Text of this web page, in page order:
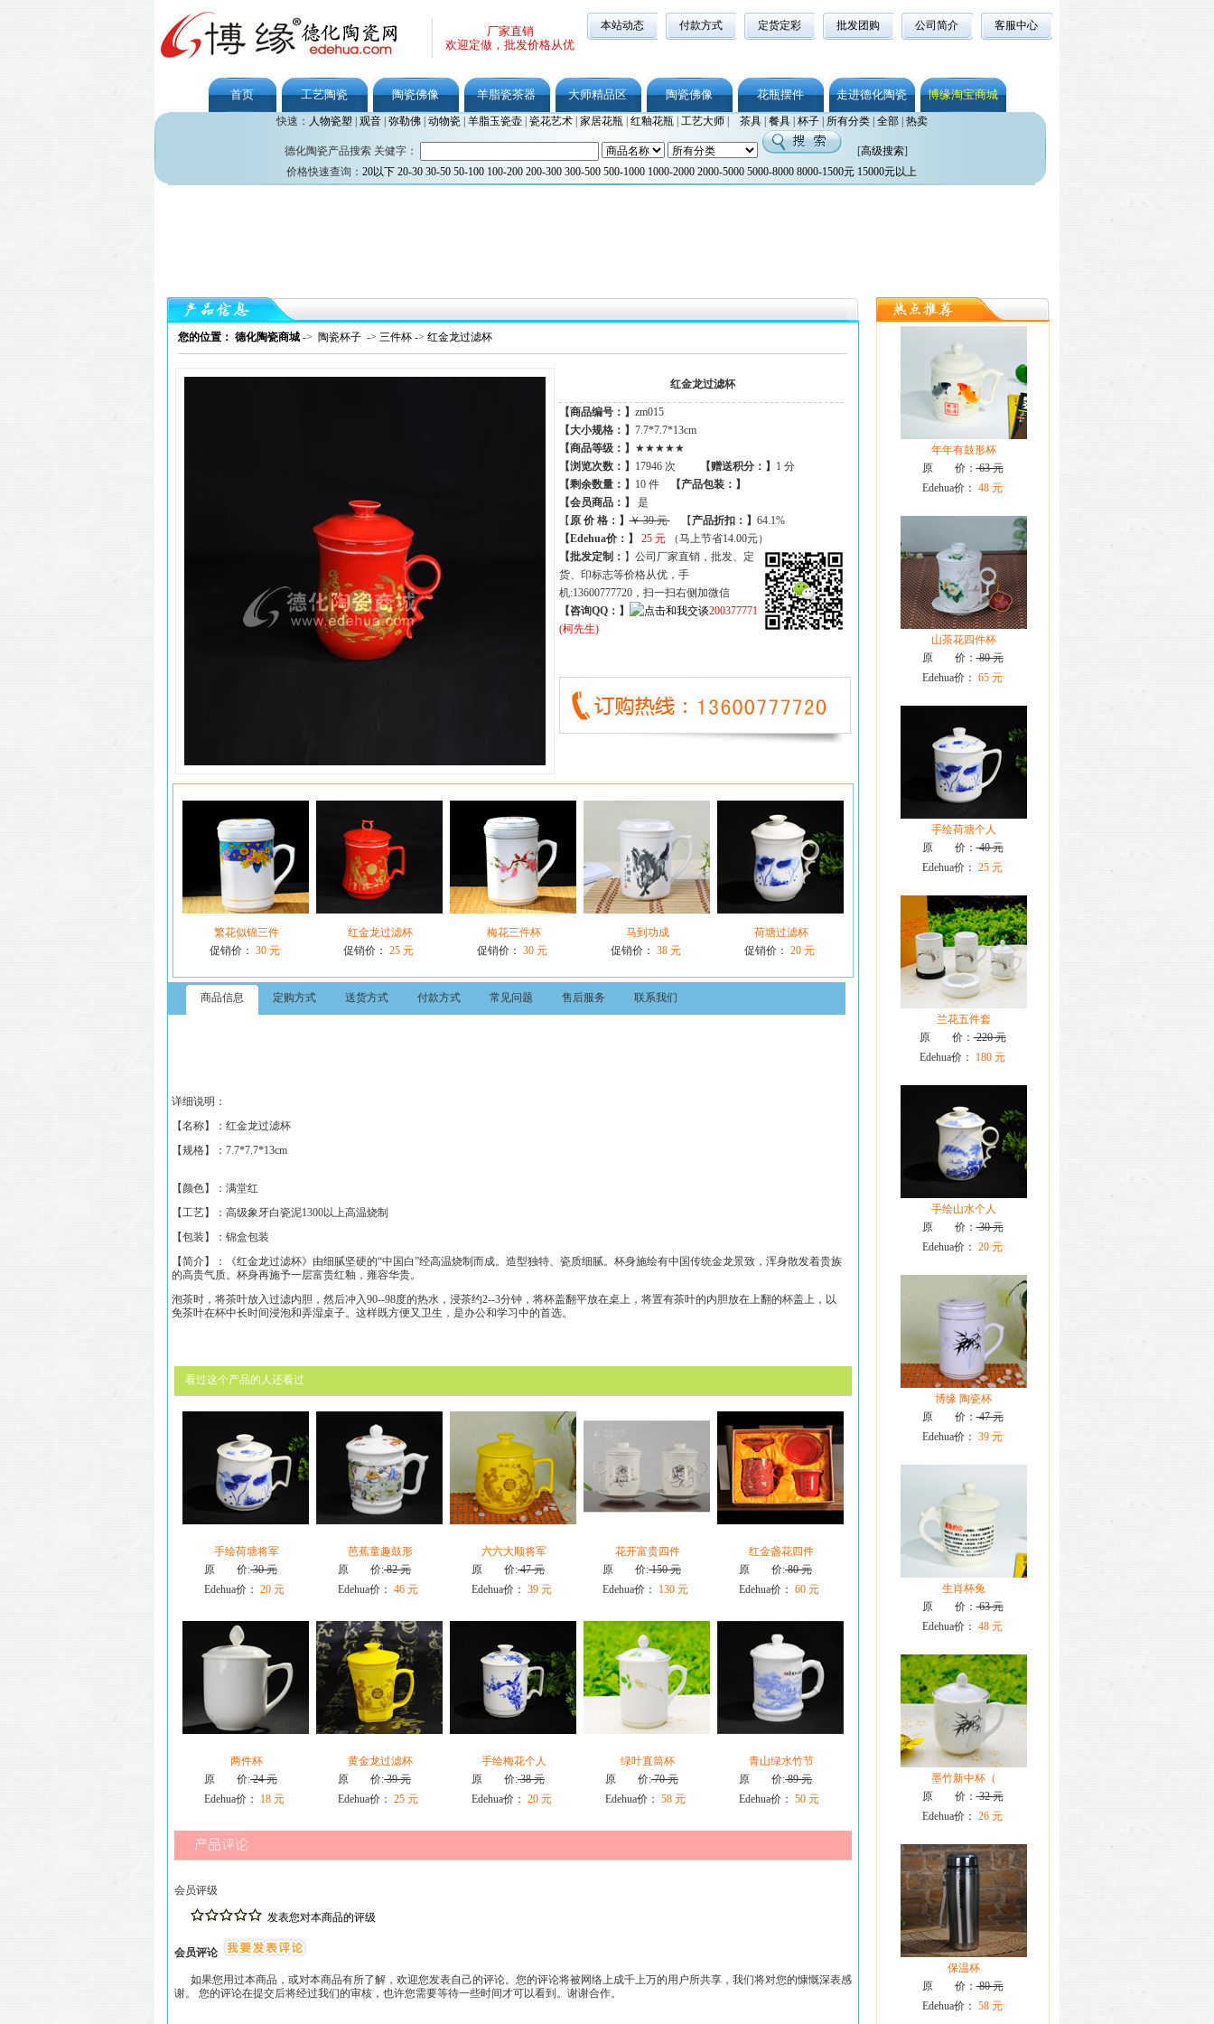
厂家直销
欢迎定做，批发价格从优
本站动态 付款方式 定货定彩 批发团购 公司简介 客服中心
首页 工艺陶瓷 陶瓷佛像 羊脂瓷茶器 大师精品区 陶瓷佛像 花瓶摆件 走进德化陶瓷 博缘淘宝商城
快速： 人物瓷塑 观音| 弥勒佛| 动物瓷| 羊脂玉瓷壶| 瓷花艺术| 家居花瓶| 红釉花瓶| 工艺大师| 茶具| 餐具| 杯子| 所有分类| 全部| 热卖
德化陶瓷产品搜索 关健字： [高级搜索]
价格快速查询： 20以下 20-30 30-50 50-100 100-200 200-300 300-500 500-1000 1000-2000 2000-5000 5000-8000 8000-1500元 15000元以上
您的位置： 德化陶瓷商城 -> 陶瓷杯子 -> 三件杯 -> 红金龙过滤杯
红金龙过滤杯
【商品编号：】 zm015
【大小规格：】 7.7*7.7*13cm
【商品等级：】
★★★★★
【浏览次数：】 17946 次 【赠送积分：】
1 分
【剩余数量：】 10 件【产品包装：】
【会员商品： 】
是
【 原 价 格： 】￥ 39 元【 产品折扣： 】 64.1%
【Edehua价：】
25 元
（马上节省14.00元）
【批发定制： 】公司厂家直销，批发、定
货、印标志等价格从优，手
机:13600777720，扫一扫右侧加微信
【咨询QQ：】
200377771
(柯先生)
繁花似锦三件
促销价： 30 元
红金龙过滤杯
促销价： 25 元
梅花三件杯
促销价： 30 元
马到功成
促销价： 38 元
荷塘过滤杯
促销价： 20 元
商品信息 定购方式 送货方式 付款方式 常见问题 售后服务 联系我们
详细说明：
【名称】： 红金龙过滤杯
【规格】： 7.7*7.7*13cm
【颜色】：满堂红
【工艺】：高级象牙白瓷泥1300以上高温烧制
【包装】：锦盒包装
【简介】：《红金龙过滤杯》 由细腻坚硬的“中国白”经高温烧制而成。造型独特、 瓷质细腻。杯身施绘有中国传统金龙景致，浑身散发着贵族
的高贵气质。 杯身再施予一层富贵红釉，雍容华贵。
泡茶时，将茶叶放入过滤内胆，然后冲入90--98度的热水，浸茶约2--3分钟，将杯盖翻平放在桌上，将置有茶叶的内胆放在上翻的杯盖上，以
免茶叶在杯中长时间浸泡和弄湿桌子。这样既方便又卫生，是办公和学习中的首选。
看过这个产品的人还看过
手绘荷塘将军
原 价:30 元
Edehua价： 20 元
芭蕉童趣鼓形
原 价:82 元
Edehua价： 46 元
六六大顺将军
原 价:47 元
Edehua价： 39 元
花开富贵四件
原 价:150 元
Edehua价：
130 元
红金盏花四件
原 价:80 元
Edehua价： 60 元
两件杯
原 价:24 元
Edehua价：
18 元
黄金龙过滤杯
原 价:39 元
Edehua价： 25 元
手绘梅花个人
原 价:38 元
Edehua价： 20 元
绿叶直筒杯
原 价:70 元
Edehua价： 58 元
青山绿水竹节
原 价:89 元
Edehua价： 50 元
会员评级
发表您对本商品的评级
会员评论
如果您用过本商品，或对本商品有所了解，欢迎您发表自己的评论。您的评论将被网络上成千上万的用户所共享，我们将对您的慷慨深表感
谢。 您的评论在提交后将经过我们的审核，也许您需要等待一些时间才可以看到。谢谢合作。
年年有鼓形杯
原 价：63 元
Edehua价： 48 元
山茶花四件杯
原 价：80 元
Edehua价： 65 元
手绘荷塘个人
原 价：40 元
Edehua价： 25 元
兰花五件套
原 价：220 元
Edehua价：
180 元
手绘山水个人
原 价：30 元
Edehua价： 20 元
博缘 陶瓷杯
原 价：47 元
Edehua价： 39 元
生肖杯兔
原 价：63 元
Edehua价： 48 元
墨竹新中杯（
原 价：32 元
Edehua价： 26 元
保温杯
原 价：80 元
Edehua价： 58 元